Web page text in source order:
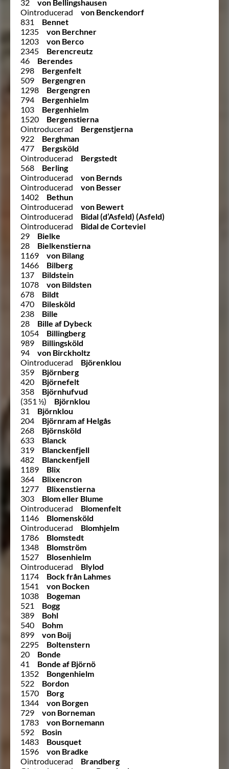
32
von Bellingshausen
Ointroducerad
von Benckendorf
831
Bennet
1235
von Berchner
1203
von Berco
2345
Berencreutz
46
Berendes
298
Bergenfelt
509
Bergengren
1298
Bergengren
794
Bergenhielm
103
Bergenhielm
1520
Bergenstierna
Ointroducerad
Bergenstjerna
922
Berghman
477
Bergsköld
Ointroducerad
Bergstedt
568
Berling
Ointroducerad
von Bernds
Ointroducerad
von Besser
1402
Bethun
Ointroducerad
von Bewert
Ointroducerad
Bidal (d’Asfeld) (Asfeld)
Ointroducerad
Bidal de Corteviel
29
Bielke
28
Bielkenstierna
1169
von Bilang
1466
Bilberg
137
Bildstein
1078
von Bildsten
678
Bildt
470
Bilesköld
238
Bille
28
Bille af Dybeck
1054
Billingberg
989
Billingsköld
94
von Birckholtz
Ointroducerad
Björenklou
359
Björnberg
420
Björnefelt
358
Björnhufvud
(351 ½)
Björnklou
31
Björnklou
204
Björnram af Helgås
268
Björnsköld
633
Blanck
319
Blanckenfjell
482
Blanckenfjell
1189
Blix
364
Blixencron
1277
Blixenstierna
303
Blom eller Blume
Ointroducerad
Blomenfelt
1146
Blomensköld
Ointroducerad
Blomhjelm
1786
Blomstedt
1348
Blomström
1527
Blosenhielm
Ointroducerad
Blylod
1174
Bock från Lahmes
1541
von Bocken
1038
Bogeman
521
Bogg
389
Bohl
540
Bohm
899
von Boij
2295
Boltenstern
20
Bonde
41
Bonde af Björnö
1352
Bongenhielm
522
Bordon
1570
Borg
1344
von Borgen
729
von Borneman
1783
von Bornemann
592
Bosin
1483
Bousquet
1596
von Bradke
Ointroducerad
Brandberg